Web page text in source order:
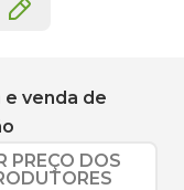
venda de
PREÇO DOS